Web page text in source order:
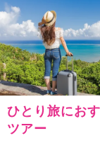
ひとり旅にお
ツアー